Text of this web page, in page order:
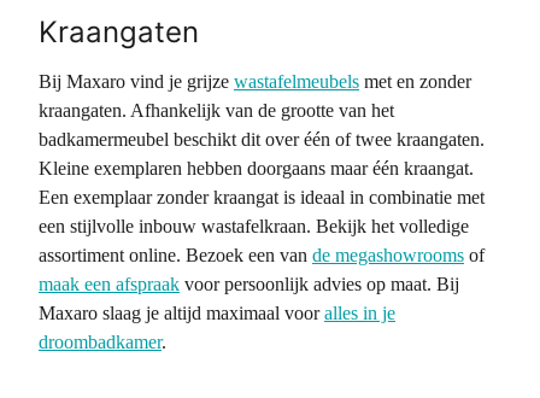
Kraangaten
Bij Maxaro vind je grijze wastafelmeubels met en zonder
kraangaten. Afhankelijk van de grootte van het
badkamermeubel beschikt dit over één of twee kraangaten.
Kleine exemplaren hebben doorgaans maar één kraangat.
Een exemplaar zonder kraangat is ideaal in combinatie met
een stijlvolle inbouw wastafelkraan. Bekijk het volledige
assortiment online. Bezoek een van de megashowrooms of
maak een afspraak voor persoonlijk advies op maat. Bij
Maxaro slaag je altijd maximaal vooralles in je
droombadkamer.